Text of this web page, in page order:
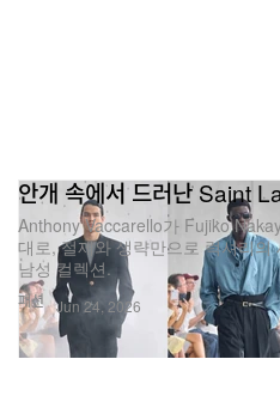
패션
안개 속에서 드러난 Saint
Anthony Vaccarello가 Fujiko
대로, 절제와 생략만으로 럭셔리
남성 컬렉션.
Jun 24, 2026